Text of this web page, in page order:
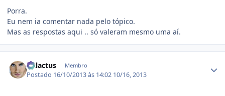
Porra.
Eu nem ia comentar nada pelo tópico.
Mas as respostas aqui .. só valeram mesmo uma aí.
Galactus Membro
Postado 16/10/2013 às 14:02 10/16, 2013